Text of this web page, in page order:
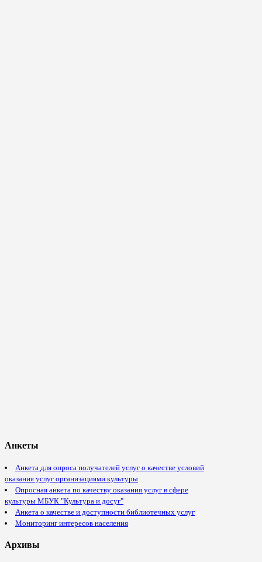
Анкеты
Анкета для опроса получателей услуг о качестве условий
оказания услуг организациями культуры
Опросная анкета по качеству оказания услуг в сфере
культуры МБУК "Культура и досуг"
Анкета о качестве и доступности библиотечных услуг
Мониторинг интересов населения
Архивы